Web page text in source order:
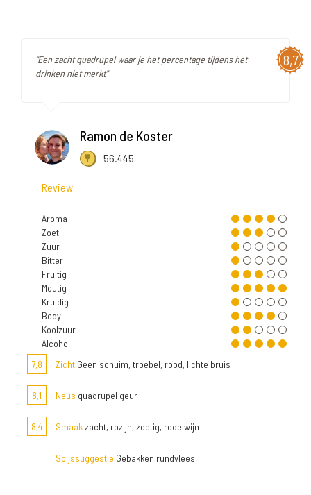
8,7
"Een zacht quadrupel waar je het percentage tijdens het
drinken niet merkt"
Ramon de Koster
56.445
Review
Aroma
Zoet
Zuur
Bitter
Fruitig
Moutig
Kruidig
Body
Koolzuur
Alcohol
7,8
Zicht Geen schuim, troebel, rood, lichte bruis
8,1 Neus quadrupel geur
8,4 Smaakzacht, rozijn, zoetig, rode wijn
Spijssuggestie Gebakken rundvlees